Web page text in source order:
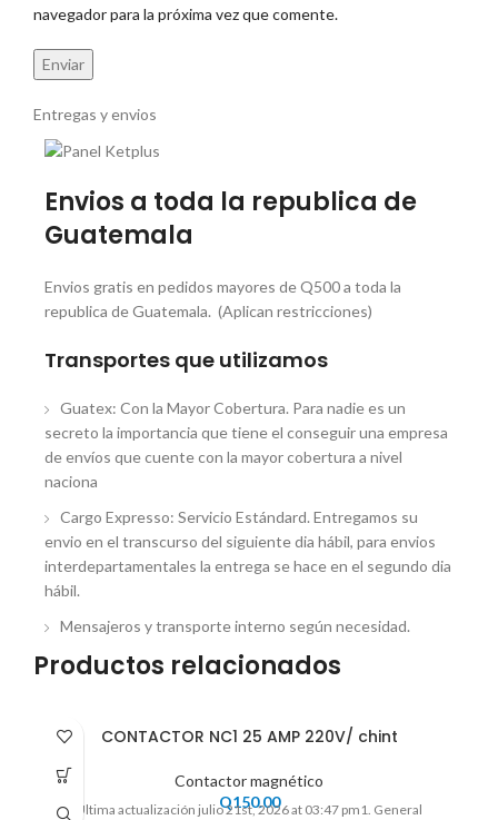
navegador para la próxima vez que comente.
Entregas y envios
Envios a toda la republica de
Guatemala
Envios gratis en pedidos mayores de Q500 a toda la
republica de Guatemala. (Aplican restricciones)
Transportes que utilizamos
Guatex: Con la Mayor Cobertura. Para nadie es un
secreto la importancia que tiene el conseguir una empresa
de envíos que cuente con la mayor cobertura a nivel
naciona
Cargo Expresso: Servicio Estándard. Entregamos su
envio en el transcurso del siguiente dia hábil, para envios
interdepartamentales la entrega se hace en el segundo dia
hábil.
Mensajeros y transporte interno según necesidad.
Productos relacionados
CONTACTOR NC1 25 AMP 220V/ chint
Contactor magnético
Q150.00
Ultima actualización julio 21st, 2026 at 03:47 pm1. General